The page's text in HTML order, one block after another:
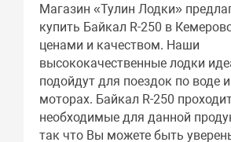
Магазин «Тулин Лодки»
купить Байкал R-250 в
ценами и качеством. Наши
высококачественные лодки
подойдут для поездок по воде
моторах. Байкал R-250
необходимые для данной
так что Вы можете быть